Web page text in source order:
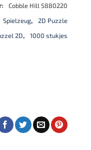
Cobble Hill 5880220
Spielzeug,
2D Puzzle
2D, 1000 stukjes